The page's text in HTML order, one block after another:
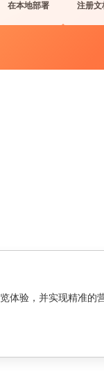
在本地部署 注册文
体验，并实现精准的